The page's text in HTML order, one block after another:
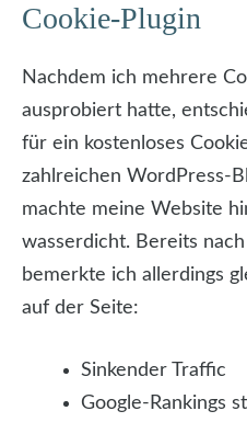
Cookie-Plugin
Nachdem ich mehrere
ausprobiert hatte,
für ein kostenloses
zahlreichen WordPress-
machte meine Website
wasserdicht. Bereits
bemerkte ich allerdings
auf der Seite:
Sinkender Traffic
Google-Rankings